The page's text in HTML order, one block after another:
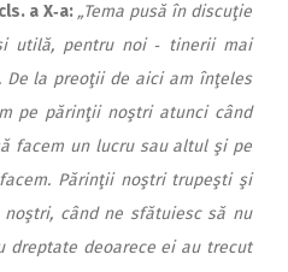
a X‑a: „Tema pusă în discuţie
utilă, pentru noi ‑ tinerii mai
la preoţii de aici am înţeles
pe părinţii noştri atunci când
facem un lucru sau altul şi pe
Părinţii noştri trupeşti şi
când ne sfătuiesc să nu
dreptate deoarece ei au trecut